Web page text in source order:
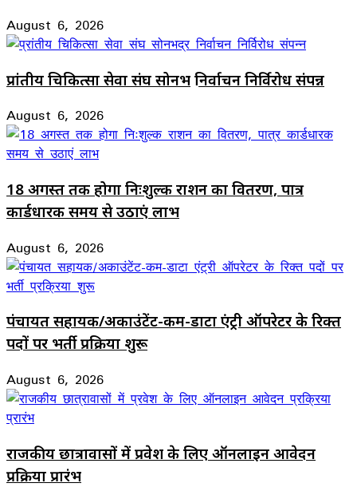
August 6, 2026
प्रांतीय चिकित्सा सेवा संघ सोनभद्र निर्वाचन निर्विरोध संपन्न
August 6, 2026
18 अगस्त तक होगा निःशुल्क राशन का वितरण, पात्र
कार्डधारक समय से उठाएं लाभ
August 6, 2026
पंचायत सहायक/अकाउंटेंट-कम-डाटा एंट्री ऑपरेटर के रिक्त
पदों पर भर्ती प्रक्रिया शुरू
August 6, 2026
राजकीय छात्रावासों में प्रवेश के लिए ऑनलाइन आवेदन
प्रक्रिया प्रारंभ